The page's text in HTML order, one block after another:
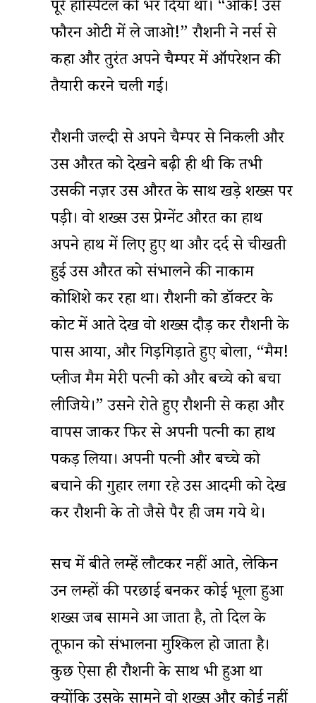
पूरे हॉस्पिटल को भर दिया था। “ओके! उसे
फौरन ओटी में ले जाओ!” रौशनी ने नर्स से
कहा और तुरंत अपने चैम्पर में ऑपरेशन की
तैयारी करने चली गई।
रौशनी जल्दी से अपने चैम्पर से निकली और
उस औरत को देखने बढ़ी ही थी कि तभी
उसकी नज़र उस औरत के साथ खड़े शख्स पर
पड़ी। वो शख्स उस प्रेग्नेंट औरत का हाथ
अपने हाथ में लिए हुए था और दर्द से चीखती
हुई उस औरत को संभालने की नाकाम
कोशिशे कर रहा था। रौशनी को डॉक्टर के
कोट में आते देख वो शख्स दौड़ कर रौशनी के
पास आया, और गिड़गिड़ाते हुए बोला, “मैम!
प्लीज मैम मेरी पत्नी को और बच्चे को बचा
लीजिये।” उसने रोते हुए रौशनी से कहा और
वापस जाकर फिर से अपनी पत्नी का हाथ
पकड़ लिया। अपनी पत्नी और बच्चे को
बचाने की गुहार लगा रहे उस आदमी को देख
कर रौशनी के तो जैसे पैर ही जम गये थे।
सच में बीते लम्हें लौटकर नहीं आते, लेकिन
उन लम्हों की परछाई बनकर कोई भूला हुआ
शख्स जब सामने आ जाता है, तो दिल के
तूफान को संभालना मुश्किल हो जाता है।
कुछ ऐसा ही रौशनी के साथ भी हुआ था